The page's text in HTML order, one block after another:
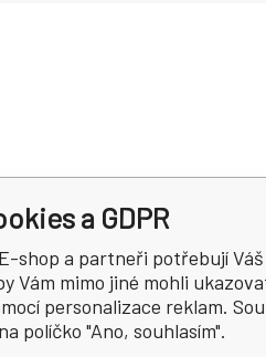
a GDPR
shop a partneři potřebují Váš
Vám mimo jiné mohli
personalizace reklam.
políčko "Ano, souhlasím".